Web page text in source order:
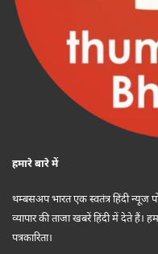
हमारे बारे में
थम्बसअप भारत एक स्वतंत्र हिंदी न्यूज
व्यापार की ताजा खबरें हिंदी में देते हैं।
पत्रकारिता।